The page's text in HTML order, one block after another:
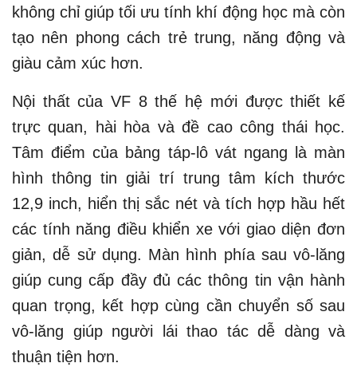
không chỉ giúp tối ưu tính khí động học mà còn
tạo nên phong cách trẻ trung, năng động và
giàu cảm xúc hơn.
Nội thất của VF 8 thế hệ mới được thiết kế
trực quan, hài hòa và đề cao công thái học.
Tâm điểm của bảng táp-lô vát ngang là màn
hình thông tin giải trí trung tâm kích thước
12,9 inch, hiển thị sắc nét và tích hợp hầu hết
các tính năng điều khiển xe với giao diện đơn
giản, dễ sử dụng. Màn hình phía sau vô-lăng
giúp cung cấp đầy đủ các thông tin vận hành
quan trọng, kết hợp cùng cần chuyển số sau
vô-lăng giúp người lái thao tác dễ dàng và
thuận tiện hơn.